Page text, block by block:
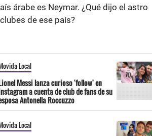
árabe es Neymar. ¿Qué dijo el astro
de ese país?
Local
Messi lanza curioso 'follow' en
a cuenta de club de fans de su
Antonella Roccuzzo
Local